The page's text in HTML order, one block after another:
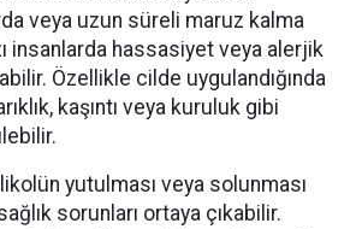
veya uzun süreli maruz kalma
insanlarda hassasiyet veya alerjik
Özellikle cilde uygulandığında
kaşıntı veya kuruluk gibi
yutulması veya solunması
sorunları ortaya çıkabilir.